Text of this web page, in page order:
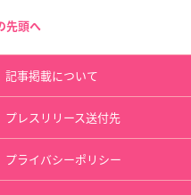
先頭へ
記事掲載について
プレスリリース送付先
プライバシーポリシー